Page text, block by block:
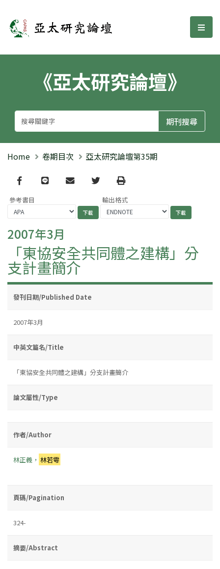
亞太研究論壇 選
《亞太研究論壇》
Home 卷期目次 亞太研究論壇第35期
Facebook
line email TwitterPrint
參考書目 輸出格式
2007年3月
「東協安全共同體之建構」分
支計畫簡介
發刊日期/Published Date
2007年3月
中英文篇名/Title
「東協安全共同體之建構」分支計畫簡介
論文屬性/Type
作者/Author
林正義， 林若雩
頁碼/Pagination
324-
摘要/Abstract